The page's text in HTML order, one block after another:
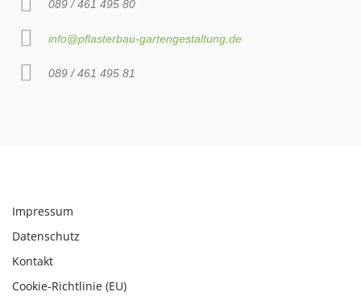
089 / 461 495 80
info@pflasterbau-gartengestaltung.de
089 / 461 495 81
Impressum
Datenschutz
Kontakt
Cookie-Richtlinie (EU)